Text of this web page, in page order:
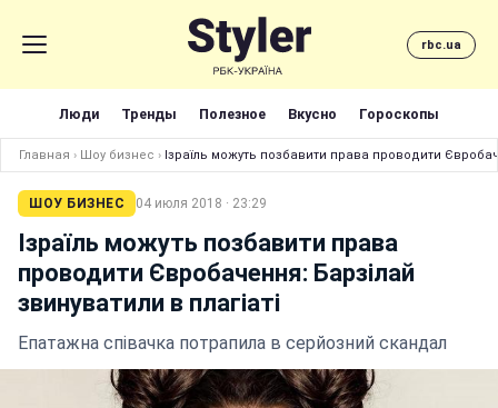
rbc.ua
Люди Тренды Полезное Вкусно Гороскопы
Главная › Шоу бизнес › Ізраїль можуть позбавити права проводити
ШОУ БИЗНЕС 04 июля 2018 · 23:29
Ізраїль можуть позбавити права
проводити Євробачення: Барзілай
звинуватили в плагіаті
Епатажна співачка потрапила в серйозний скандал